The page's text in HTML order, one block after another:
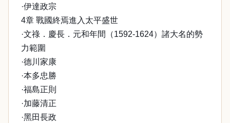
·伊達政宗
4章 戰國終焉進入太平盛世
·文祿．慶長．元和年間（1592-1624）諸大名的勢
力範圍
·德川家康
·本多忠勝
·福島正則
·加藤清正
·黑田長政